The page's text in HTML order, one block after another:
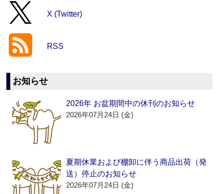
X (Twitter)
RSS
お知らせ
2026年 お盆期間中の休刊のお知らせ
2026年07月24日 (金)
夏期休業および棚卸に伴う商品出荷（発
送）停止のお知らせ
2026年07月24日 (金)